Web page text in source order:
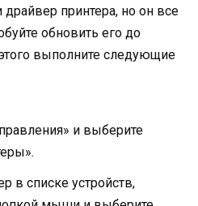
принтера, но он все
обновить его до
выполните следующие
и выберите
в списке устройств,